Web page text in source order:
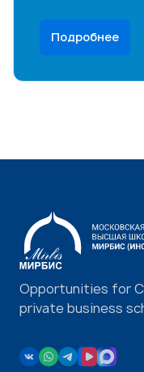
Подробнее
Opportunities for
private business